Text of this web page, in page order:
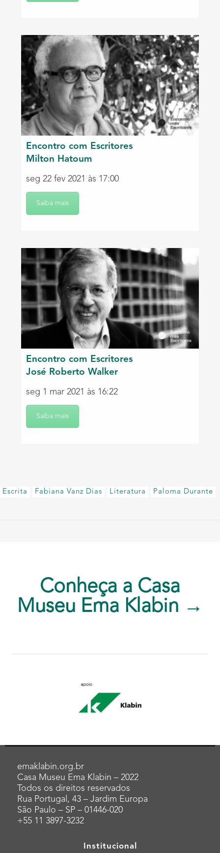
Encontro com Escritores
Milton Hatoum
seg 22 fev 2021 às 17:00
Saiba mais
Encontro com Escritores
José Roberto Walker
seg 1 mar 2021 às 16:22
Saiba mais
Escrita Fabiana Vanz Dias Literatura Paloma Durante
Conheça a Casa
Museu Ema Klabin →
emaklabin.org.br
Casa Museu Ema Klabin – 2022
Todos os direitos reservados
Rua Portugal, 43 – Jardim Europa
São Paulo – SP – 01446-020
+55 11 3897-3232
Institucional